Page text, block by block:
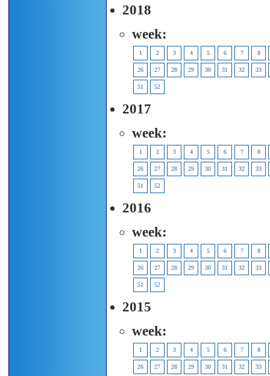
2018
week:
1 2 3 4 5 6 7 8
26 27 28 29 30 31 32 33
51 52
2017
week:
1 2 3 4 5 6 7 8
26 27 28 29 30 31 32 33
51 52
2016
week:
1 2 3 4 5 6 7 8
26 27 28 29 30 31 32 33
51 52
2015
week:
1 2 3 4 5 6 7 8
26 27 28 29 30 31 32 33